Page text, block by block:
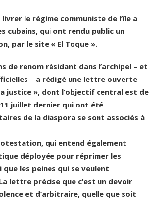
le régime communiste de l’île a
cubains, qui ont rendu public un
par le site « El Toque ».
de renom résidant dans l’archipel – et
– a rédigé une lettre ouverte
justice », dont l’objectif central est de
juillet dernier qui ont été
de la diaspora se sont associés à
qui entend également
déployée pour réprimer les
les peines qui se veulent
lettre précise que c’est un devoir
et d’arbitraire, quelle que soit